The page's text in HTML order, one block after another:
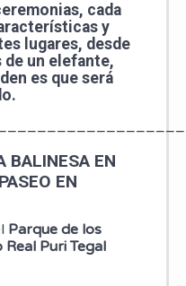
cada
y
lugares, desde
de un elefante,
es que será
BALINESA EN
EN
Parque de los
Puri Tegal